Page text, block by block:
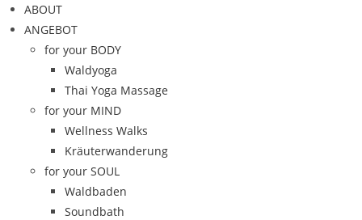
ABOUT
ANGEBOT
for your BODY
Waldyoga
Thai Yoga Massage
for your MIND
Wellness Walks
Kräuterwanderung
for your SOUL
Waldbaden
Soundbath